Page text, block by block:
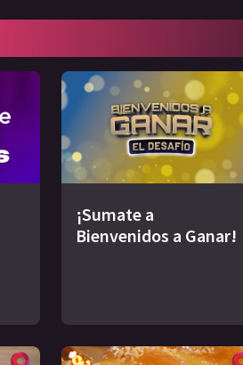
¡Sumate a
Bienvenidos a Ganar!